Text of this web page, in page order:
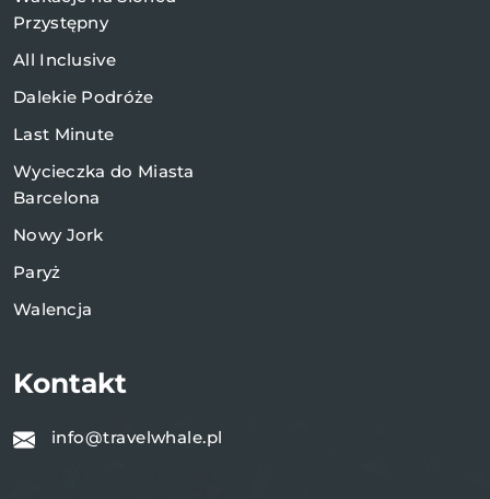
Przystępny
All Inclusive
Dalekie Podróże
Last Minute
Wycieczka do Miasta
Barcelona
Nowy Jork
Paryż
Walencja
Kontakt
info@travelwhale.pl